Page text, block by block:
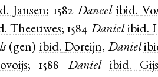
Jansen; 1582 Daneel ibid.
Theeuwes;1584 Daniel ibid.
(gen) ibid. Doreijn, Daniel
;1588 Daniel ibid.